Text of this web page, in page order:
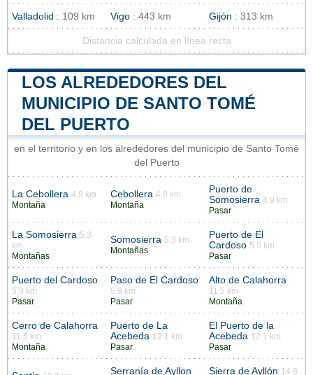
Valladolid : 109 km Vigo : 443 km Gijón : 313 km
Distancia calculada en línea recta
LOS ALREDEDORES DEL
MUNICIPIO DE SANTO TOMÉ
DEL PUERTO
en el territorio y en los alrededores del municipio de Santo Tomé
del Puerto
La Cebollera 4.8 km
Montaña
Cebollera 4.8 km
Montaña
Puerto de
Somosierra 4.9 km
Pasar
La Somosierra 5.3
km
Montañas
Somosierra 5.3 km
Montañas
Puerto de El
Cardoso 5.9 km
Pasar
Puerto del Cardoso
5.9 km
Pasar
Paso de El Cardoso
5.9 km
Pasar
Alto de Calahorra
11.5 km
Montaña
Cerro de Calahorra
11.5 km
Montaña
Puerto de La
Acebeda 12.1 km
Pasar
El Puerto de la
Acebeda 12.1 km
Pasar
Serranía de Ayllon Sierra de Ayllón 14.8